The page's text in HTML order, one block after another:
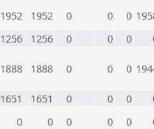
1952 1952 0 0 0
1256 1256 0 0 0
1888 1888 0 0 0
1651 1651 0 0 0
0 0 0 0 0